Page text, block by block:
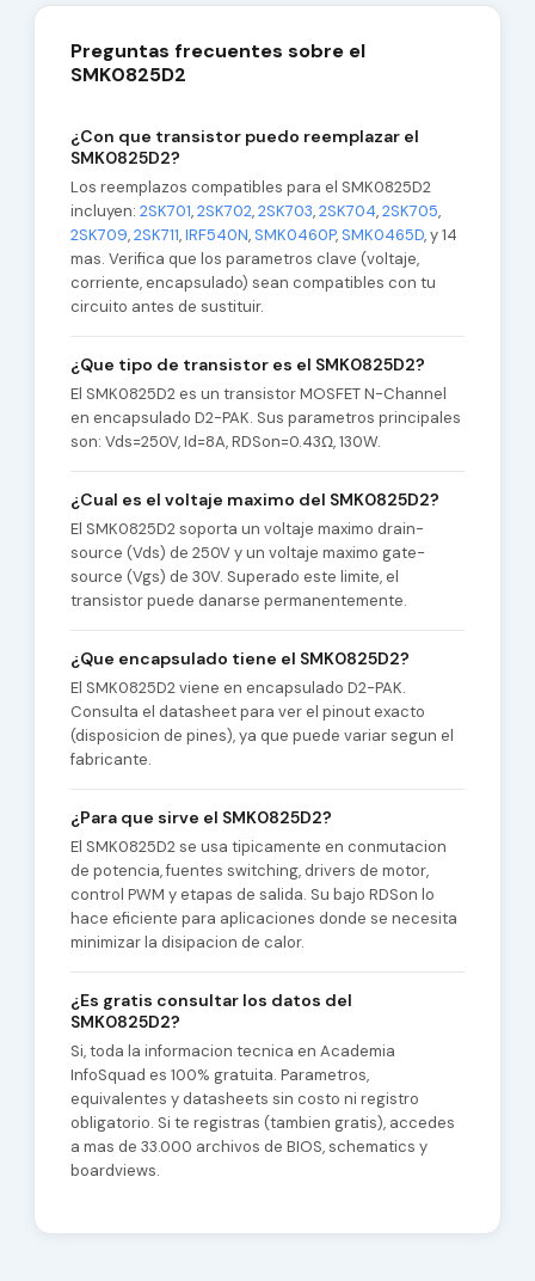
Preguntas frecuentes sobre el
SMK0825D2
¿Con que transistor puedo reemplazar el
SMK0825D2?
Los reemplazos compatibles para el SMK0825D2
incluyen: 2SK701,2SK702,2SK703,2SK704,2SK705,
2SK709,2SK711,IRF540N, SMK0460P, SMK0465D, y 14
mas. Verifica que los parametros clave (voltaje,
corriente, encapsulado) sean compatibles con tu
circuito antes de sustituir.
¿Que tipo de transistor es el SMK0825D2?
El SMK0825D2 es un transistor MOSFET N-Channel
en encapsulado D2-PAK. Sus parametros principales
son: Vds=250V, Id=8A, RDSon=0.43Ω, 130W.
¿Cual es el voltaje maximo del SMK0825D2?
El SMK0825D2 soporta un voltaje maximo drain-
source (Vds) de 250V y un voltaje maximo gate-
source (Vgs) de 30V. Superado este limite, el
transistor puede danarse permanentemente.
¿Que encapsulado tiene el SMK0825D2?
El SMK0825D2 viene en encapsulado D2-PAK.
Consulta el datasheet para ver el pinout exacto
(disposicion de pines), ya que puede variar segun el
fabricante.
¿Para que sirve el SMK0825D2?
El SMK0825D2 se usa tipicamente en conmutacion
de potencia, fuentes switching, drivers de motor,
control PWM y etapas de salida. Su bajo RDSon lo
hace eficiente para aplicaciones donde se necesita
minimizar la disipacion de calor.
¿Es gratis consultar los datos del
SMK0825D2?
Si, toda la informacion tecnica en Academia
InfoSquad es 100% gratuita. Parametros,
equivalentes y datasheets sin costo ni registro
obligatorio. Si te registras (tambien gratis), accedes
a mas de 33.000 archivos de BIOS, schematics y
boardviews.